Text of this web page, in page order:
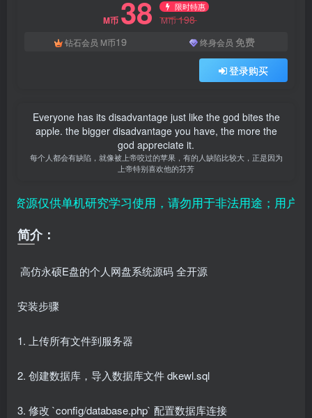
M币 38 限时特惠
M币198
钻石会员 M币19 终身会员 免费
登录购买
Everyone has its disadvantage just like the god bites the
apple. the bigger disadvantage you have, the more the
god appreciate it.
每个人都会有缺陷，就像被上帝咬过的苹果，有的人缺陷比较大，正是因为
上帝特别喜欢他的芬芳
源仅供单机研究学习使用，请勿用于非法用途；用户付
简介：
高仿永硕E盘的个人网盘系统源码 全开源
安装步骤
1. 上传所有文件到服务器
2. 创建数据库，导入数据库文件 dkewl.sql
3. 修改 `config/database.php` 配置数据库连接